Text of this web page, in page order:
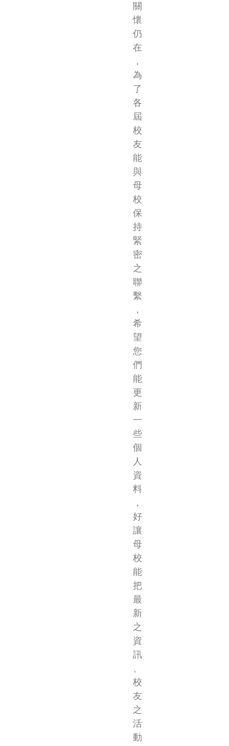
關
懷
仍
在
，
為
了
各
屆
校
友
能
與
母
校
保
持
緊
密
之
聯
繫
，
希
望
您
們
能
更
新
一
些
個
人
資
料
，
好
讓
母
校
能
把
最
新
之
資
訊
、
校
友
之
活
動